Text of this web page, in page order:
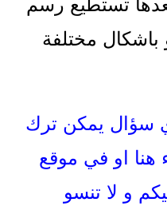
باشكال مختلفة
سؤال يمكن ترك
هنا او في موقع
و لا تنسو